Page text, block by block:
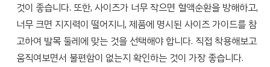
것이 좋습니다. 또한, 사이즈가 너무 작으면 혈액순환을 방해하고,
너무 크면 지지력이 떨어지니, 제품에 명시된 사이즈 가이드를 참
고하여 발목 둘레에 맞는 것을 선택해야 합니다. 직접 착용해보고
움직여보면서 불편함이 없는지 확인하는 것이 가장 좋습니다.